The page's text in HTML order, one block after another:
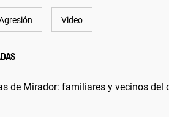
Video
de Mirador: familiares y vecinos del